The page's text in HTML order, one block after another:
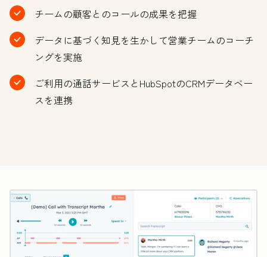
チームの顧客とのコールの成果を把握
データに基づく知見を生かして営業チームのコーチ
ングを実施
ご利用の通話サービスとHubSpotのCRMデータベー
スを連携